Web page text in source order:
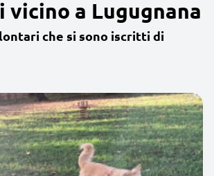
a Lugugnana
che si sono iscritti di